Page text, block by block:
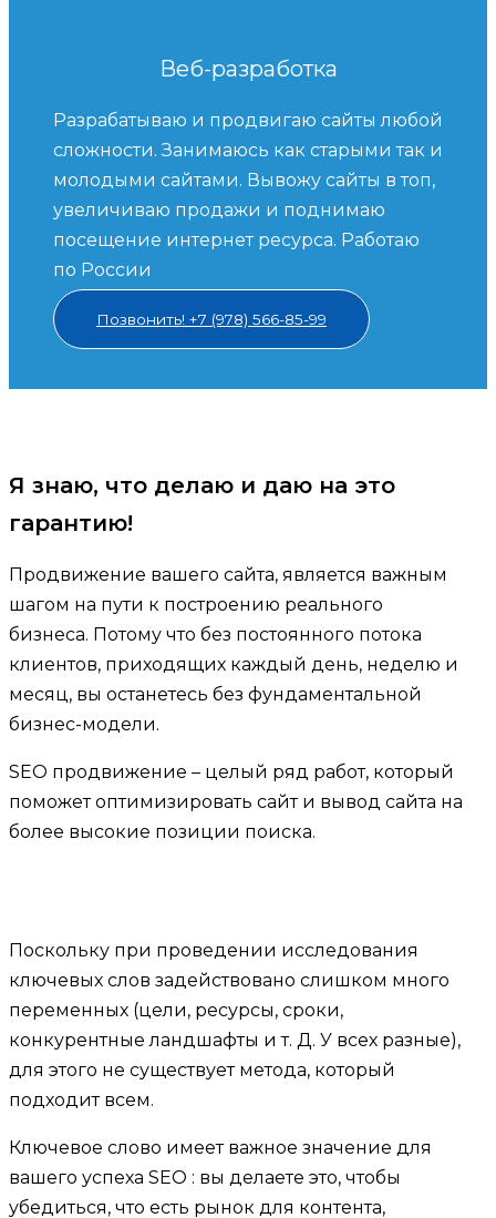
Веб-разработка
Разрабатываю и продвигаю сайты любой
сложности. Занимаюсь как старыми так и
молодыми сайтами. Вывожу сайты в топ,
увеличиваю продажи и поднимаю
посещение интернет ресурса. Работаю
по России
Позвонить! +7 (978) 566-85-99
Я знаю, что делаю и даю на это
гарантию!
Продвижение вашего сайта, является важным
шагом на пути к построению реального
бизнеса. Потому что без постоянного потока
клиентов, приходящих каждый день, неделю и
месяц, вы останетесь без фундаментальной
бизнес-модели.
SEO продвижение – целый ряд работ, который
поможет оптимизировать сайт и вывод сайта на
более высокие позиции поиска.
Поскольку при проведении исследования
ключевых слов задействовано слишком много
переменных (цели, ресурсы, сроки,
конкурентные ландшафты и т. Д. У всех разные),
для этого не существует метода, который
подходит всем.
Ключевое слово имеет важное значение для
вашего успеха SEO : вы делаете это, чтобы
убедиться, что есть рынок для контента,